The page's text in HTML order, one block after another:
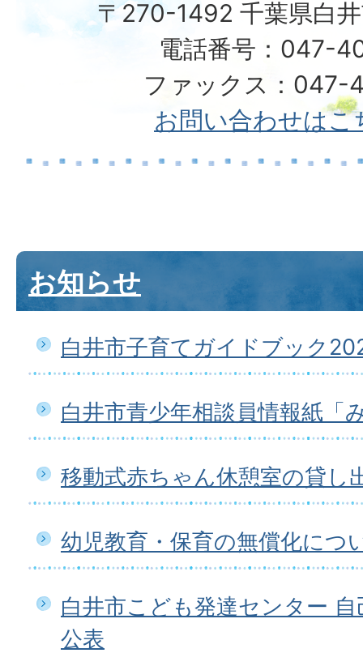
〒270-1492 千葉県白
電話番号：047-
ファックス：047-
お問い合わせはこ
お知らせ
白井市子育てガイドブック
白井市青少年相談員情報紙「
移動式赤ちゃん休憩室の貸し
幼児教育・保育の無償化につ
白井市こども発達センター
公表